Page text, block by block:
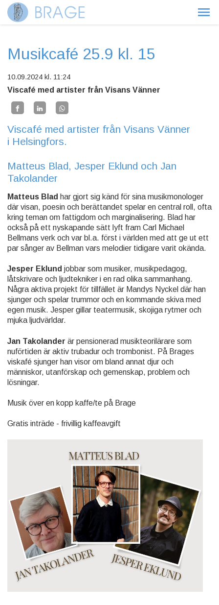
Musikcafé 25.9 kl. 15
10.09.2024 kl. 11:24
Viscafé med artister från Visans Vänner
Viscafé med artister från Visans Vänner
i Helsingfors.
Matteus Blad, Jesper Eklund och Jan
Takolander
Matteus Blad har gjort sig känd för sina musikmonologer
där visan, poesin och berättandet spelar en central roll, ofta
kring teman om fattigdom och marginalisering. Blad har
också på ett nyskapande sätt lyft fram Carl Michael
Bellmans verk och var bl.a. först i världen med att ge ut ett
par sånger av Bellman vars melodier tidigare varit okända.
Jesper Eklund jobbar som musiker, musikpedagog,
låtskrivare och ljudtekniker i en rad olika sammanhang.
Några aktiva projekt för tillfället är Mandys Nyckel där han
sjunger och spelar trummor och en kommande skiva med
egen musik. Jesper gillar teatermusik, skojiga rytmer och
mjuka ljudvärldar.
Jan Takolander är pensionerad musikteorilärare som
nuförtiden är aktiv trubadur och trombonist. På Brages
viskafé sjunger han visor om bland annat djur och
människor, utanförskap och gemenskap, problem och
lösningar.
Musik över en kopp kaffe/te på Brage
Gratis inträde - frivillig kaffeavgift